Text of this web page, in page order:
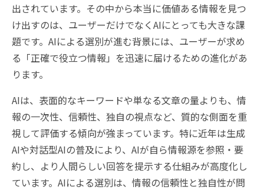
出されています。その中から本当に価値ある情報を見つ
け出すのは、ユーザーだけでなくAIにとっても大きな課
題です。AIによる選別が進む背景には、ユーザーが求め
る「正確で役立つ情報」を迅速に届けるための進化があ
ります。
AIは、表面的なキーワードや単なる文章の量よりも、情
報の一次性、信頼性、独自の視点など、質的な側面を重
視して評価する傾向が強まっています。特に近年は生成
AIや対話型AIの普及により、AIが自ら情報源を参照・要
約し、より人間らしい回答を提示する仕組みが高度化し
ています。AIによる選別は、情報の信頼性と独自性が問